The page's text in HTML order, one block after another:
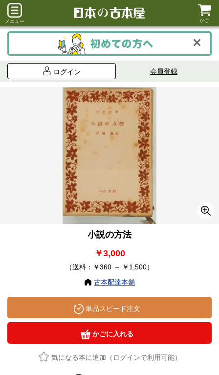
メニュー かご
ログイン 会員登録
小説の方法
￥3,000
（送料：￥360 ～ ￥1,500）
古本配達本舗
単品スピード注文
かごに入れる
気になる本に追加（ログインで利用可能）